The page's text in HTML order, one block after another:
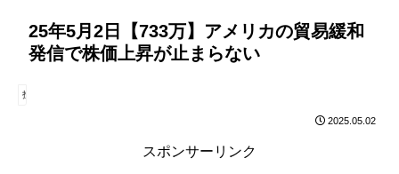
25年5月2日【733万】アメリカの貿易緩和
発信で株価上昇が止まらない
投資
2025.05.02
スポンサーリンク